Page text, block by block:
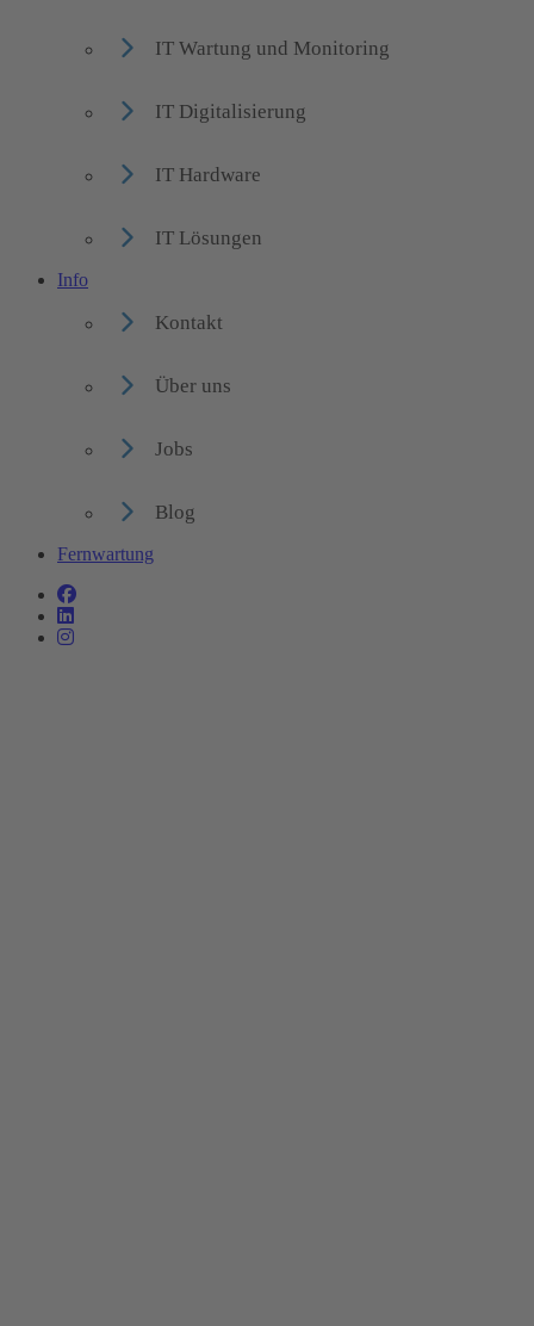
IT Wartung und Monitoring
IT Digitalisierung
IT Hardware
IT Lösungen
Info
Kontakt
Über uns
Jobs
Blog
Fernwartung